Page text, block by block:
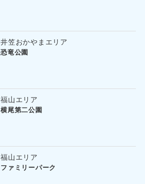
井笠おかやまエリア
恐竜公園
福山エリア
横尾第二公園
福山エリア
ファミリーパーク